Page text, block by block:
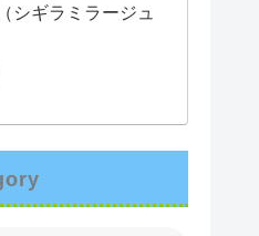
シギラミラージュ